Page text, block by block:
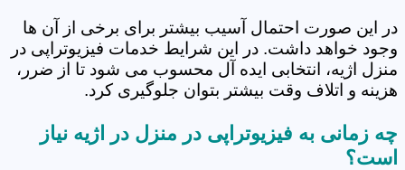
در این صورت احتمال آسیب بیشتر برای برخی از آن ها
وجود خواهد داشت. در این شرایط خدمات فیزیوتراپی در
منزل اژیه، انتخابی ایده آل محسوب می شود تا از ضرر،
هزینه و اتلاف وقت بیشتر بتوان جلوگیری کرد.
چه زمانی به فیزیوتراپی در منزل در اژیه نیاز
است؟